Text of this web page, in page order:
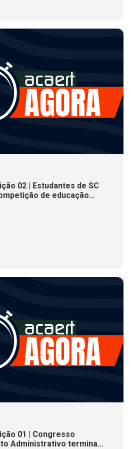
02 | Estudantes de SC
de educação
01 | Congresso
Administrativo termina